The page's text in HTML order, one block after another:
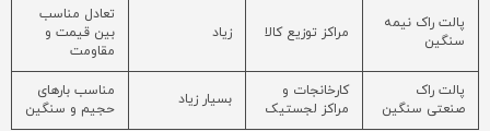
پالت راک نیمه
سنگین
مراکز توزیع کالا زیاد
تعادل مناسب
بین قیمت و
مقاومت
پالت راک
صنعتی سنگین
کارخانجات و
مراکز لجستیک
بسیار زیاد
مناسب بارهای
حجیم و سنگین